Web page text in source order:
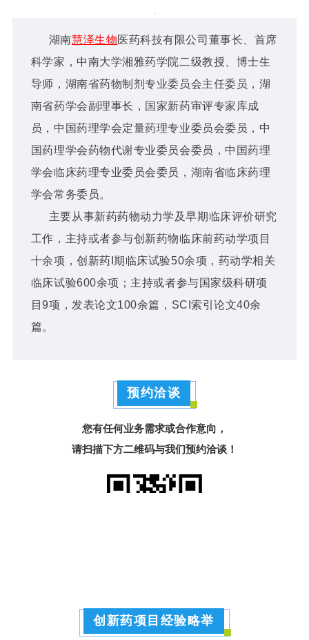
湖南慧泽生物医药科技有限公司董事长、首席
科学家，中南大学湘雅药学院二级教授、博士生
导师，湖南省药物制剂专业委员会主任委员，湖
南省药学会副理事长，国家新药审评专家库成
员，中国药理学会定量药理专业委员会委员，中
国药理学会药物代谢专业委员会委员，中国药理
学会临床药理专业委员会委员，湖南省临床药理
学会常务委员。
主要从事新药药物动力学及早期临床评价研究
工作，主持或者参与创新药物临床前药动学项目
十余项，创新药I期临床试验50余项，药动学相关
临床试验600余项；主持或者参与国家级科研项
目9项，发表论文100余篇，SCI索引论文40余
篇。
预约洽谈
您有任何业务需求或合作意向，
请扫描下方二维码与我们预约洽谈！
创新药项目经验略举